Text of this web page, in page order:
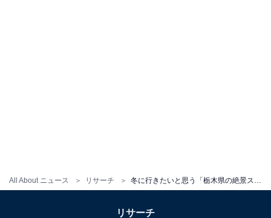
All About ニュース リサーチ
ーションといえばあしかがフラワーパーク！」（20代男
リサーチ